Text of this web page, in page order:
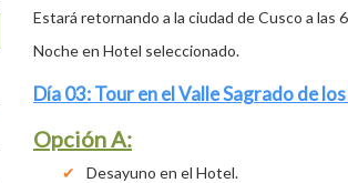
Estará retornando a la ciudad de Cusco a las
Noche en Hotel seleccionado.
Día 03: Tour en el Valle Sagrado de
Opción A:
Desayuno en el Hotel.